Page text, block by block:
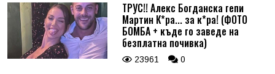
ТРУС!! Алекс Богданска гепи
Мартин К*ра... за к*ра! (ФОТО
БОМБА + къде го заведе на
безплатна почивка)
23961 0